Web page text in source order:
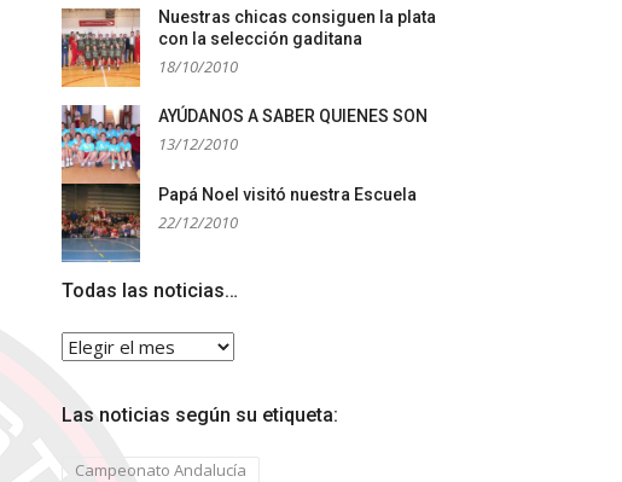
Nuestras chicas consiguen la plata
con la selección gaditana
18/10/2010
AYÚDANOS A SABER QUIENES SON
13/12/2010
Papá Noel visitó nuestra Escuela
22/12/2010
Todas las noticias…
Todas
las
Las noticias según su etiqueta:
Campeonato Andalucía